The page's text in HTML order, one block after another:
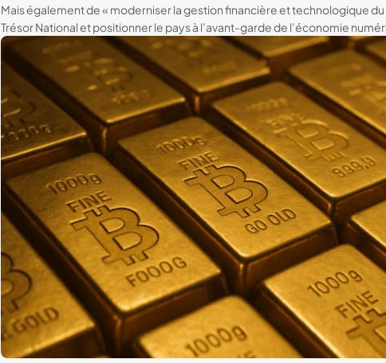
Mais également de « moderniser la gestion financière et technologique
Trésor National et positionner le pays à l’avant-garde de l’économie